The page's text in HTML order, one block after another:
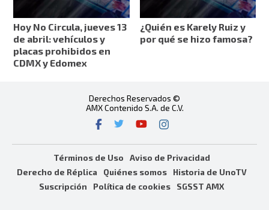
Hoy No Circula, jueves 13
de abril: vehículos y
placas prohibidos en
CDMX y Edomex
¿Quién es Karely Ruiz y
por qué se hizo famosa?
Derechos Reservados ©
AMX Contenido S.A. de C.V.
Términos de Uso
Aviso de Privacidad
Derecho de Réplica
Quiénes somos
Historia de UnoTV
Suscripción
Política de cookies SGSST AMX